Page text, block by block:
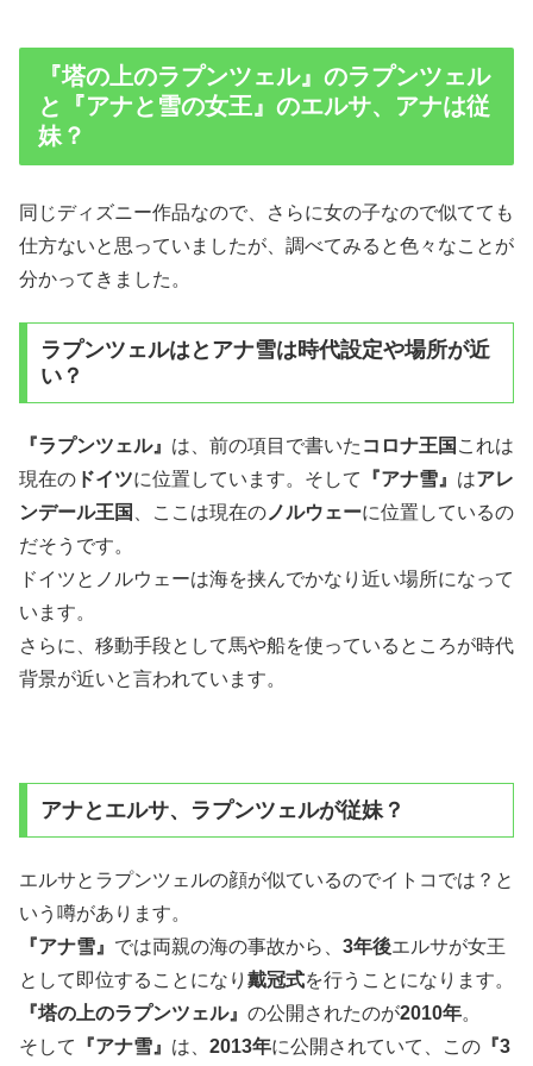
『塔の上のラプンツェル』のラプンツェル
と『アナと雪の女王』のエルサ、アナは従
妹？
同じディズニー作品なので、さらに女の子なので似てても
仕方ないと思っていましたが、調べてみると色々なことが
分かってきました。
ラプンツェルはとアナ雪は時代設定や場所が近
い？
『ラプンツェル』 は、前の項目で書いた コロナ王国 これは
現在の ドイツに位置しています。そして 『アナ雪』 はアレ
ンデール王国
、ここは現在の ノルウェーに位置しているの
だそうです。
ドイツとノルウェーは海を挟んでかなり近い場所になって
います。
さらに、移動手段として馬や船を使っているところが時代
背景が近いと言われています。
アナとエルサ、ラプンツェルが従妹？
エルサとラプンツェルの顔が似ているのでイトコでは？と
いう噂があります。
『アナ雪』 では両親の海の事故から、 3年後エルサが女王
として即位することになり 戴冠式を行うことになります。
『塔の上のラプンツェル』 の公開されたのが2010年。
そして
『アナ雪』 は、 2013年に公開されていて、この 『3